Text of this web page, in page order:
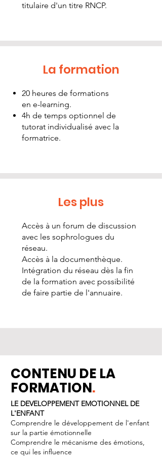
titulaire d'un titre RNCP.
La formation
20 heures de formations
en e-learning.
4h de temps optionnel de
tutorat individualisé avec la
formatrice.
Les plus
Accès à un forum de discussion
avec les sophrologues du
réseau.
Accès à la documenthèque.
Intégration du réseau dès la fin
de la formation avec possibilité
de faire partie de l'annuaire.
CONTENU DE LA
FORMATION.
LE DEVELOPPEMENT EMOTIONNEL DE
L'ENFANT
Comprendre le développement de l'enfant
sur la partie émotionnelle
Comprendre le mécanisme des émotions,
ce qui les inﬂuence